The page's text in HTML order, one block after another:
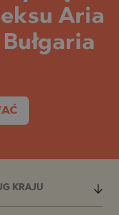
Aria
KRAJU